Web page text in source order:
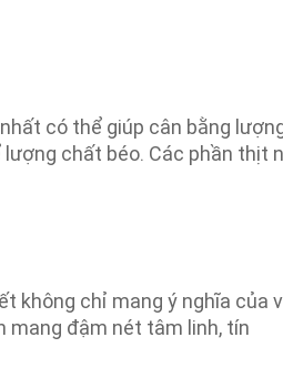
có thể giúp cân bằng
chất béo. Các phần thịt
không chỉ mang ý nghĩa của
mang đậm nét tâm linh, tín